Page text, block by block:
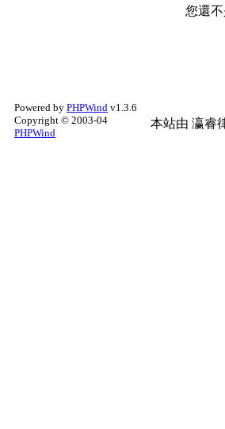
您還
Powered by PHPWind v1.3.6
Copyright © 2003-04
PHPWind
本站由 瀛睿